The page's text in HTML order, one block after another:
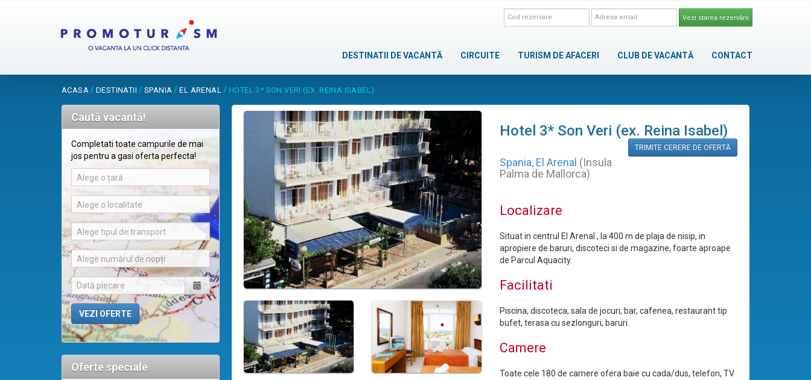
Vezi starea rezervării
DESTINATII DE VACANTĂ CIRCUITE TURISM DE AFACERI CLUB DE VACANTĂ CONTACT
ACASA / DESTINATII / SPANIA /EL ARENAL / HOTEL 3* SON VERI (EX. REINA ISABEL)
Caută vacantă!
Completati toate campurile de mai
jos pentru a gasi oferta perfecta!
Alege o țară
Alege o localitate
Alege tipul de transport
Alege numărul de nopți
Oferte speciale
Hotel 3* Son Veri (ex. Reina Isabel)
TRIMITE CERERE DE OFERTĂ
Spania, El Arenal (Insula
Palma de Mallorca)
Localizare
Situat in centrul El Arenal , la 400 m de plaja de nisip, in
apropiere de baruri, discoteci si de magazine, foarte aproape
de Parcul Aquacity.
Facilitati
Piscina, discoteca, sala de jocuri, bar, cafenea, restaurant tip
bufet, terasa cu sezlonguri, baruri.
Camere
Toate cele 180 de camere ofera baie cu cada/dus, telefon, TV